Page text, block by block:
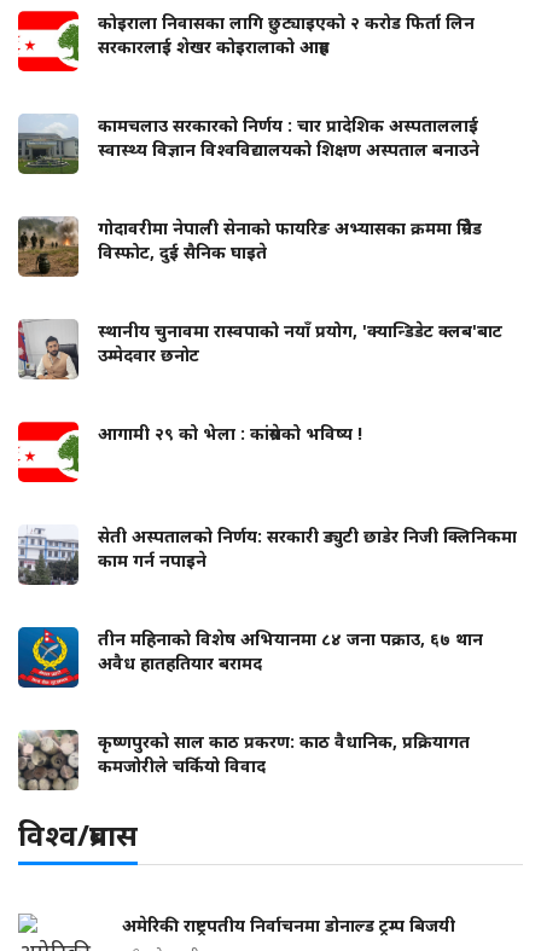
कोइराला निवासका लागि छुट्याइएको २ करोड फिर्ता लिन
सरकारलाई शेखर कोइरालाको आग्रह
कामचलाउ सरकारको निर्णय : चार प्रादेशिक अस्पताललाई
स्वास्थ्य विज्ञान विश्वविद्यालयको शिक्षण अस्पताल बनाउने
गोदावरीमा नेपाली सेनाको फायरिङ अभ्यासका क्रममा ग्रिनेड
विस्फोट, दुई सैनिक घाइते
स्थानीय चुनावमा रास्वपाको नयाँ प्रयोग, 'क्यान्डिडेट क्लब'बाट
उम्मेदवार छनोट
आगामी २९ को भेला : कांग्रेसको भविष्य !
सेती अस्पतालको निर्णय: सरकारी ड्युटी छाडेर निजी क्लिनिकमा
काम गर्न नपाइने
तीन महिनाको विशेष अभियानमा ८४ जना पक्राउ, ६७ थान
अवैध हातहतियार बरामद
कृष्णपुरको साल काठ प्रकरण: काठ वैधानिक, प्रक्रियागत
कमजोरीले चर्कियो विवाद
विश्व/प्रबास
अमेरिकी राष्ट्रपतीय निर्वाचनमा डोनाल्ड ट्रम्प बिजयी